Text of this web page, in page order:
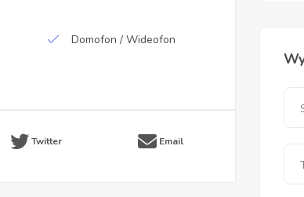
Domofon / Wideofon
Twitter Email